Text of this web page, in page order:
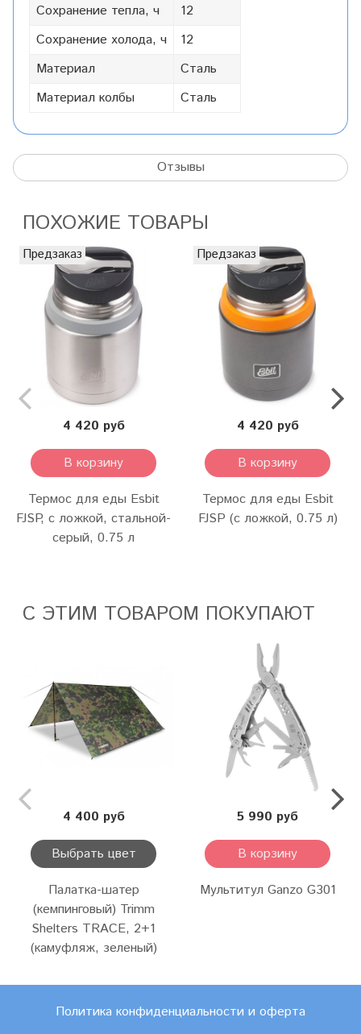
Сохранение тепла, ч
12
Сохранение холода, ч
12
Материал
Сталь
Материал колбы
Сталь
Отзывы
ПОХОЖИЕ ТОВАРЫ
Предзаказ
4 420 руб
В корзину
Термос для еды Esbit
FJSP, с ложкой, стальной-
серый, 0.75 л
Предзаказ
4 420 руб
В корзину
Термос для еды Esbit
FJSP (c ложкой, 0.75 л)
С ЭТИМ ТОВАРОМ ПОКУПАЮТ
4 400 руб
Выбрать цвет
Палатка-шатер
(кемпинговый) Trimm
Shelters TRACE, 2+1
(камуфляж, зеленый)
5 990 руб
В корзину
Мультитул Ganzo G301
Политика конфиденциальности и оферта